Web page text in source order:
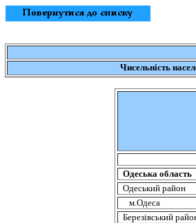
Чисельність
Одеська область
Одеський район
м.Одеса
Березівський